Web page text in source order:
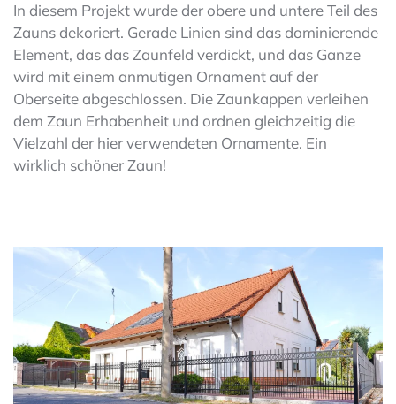
In diesem Projekt wurde der obere und untere Teil des
Zauns dekoriert. Gerade Linien sind das dominierende
Element, das das Zaunfeld verdickt, und das Ganze
wird mit einem anmutigen Ornament auf der
Oberseite abgeschlossen. Die Zaunkappen verleihen
dem Zaun Erhabenheit und ordnen gleichzeitig die
Vielzahl der hier verwendeten Ornamente. Ein
wirklich schöner Zaun!
zoom in